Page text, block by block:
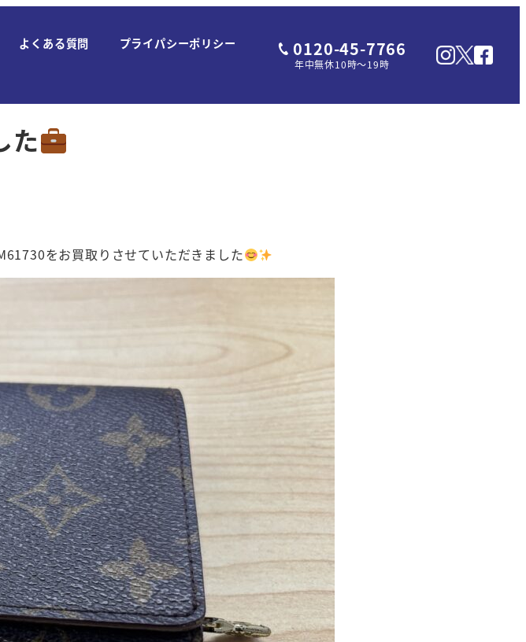
よくある質問 プライパシーポリシー 0120-45-7766
年中無休10時～19時
た
をお買取りさせていただきました